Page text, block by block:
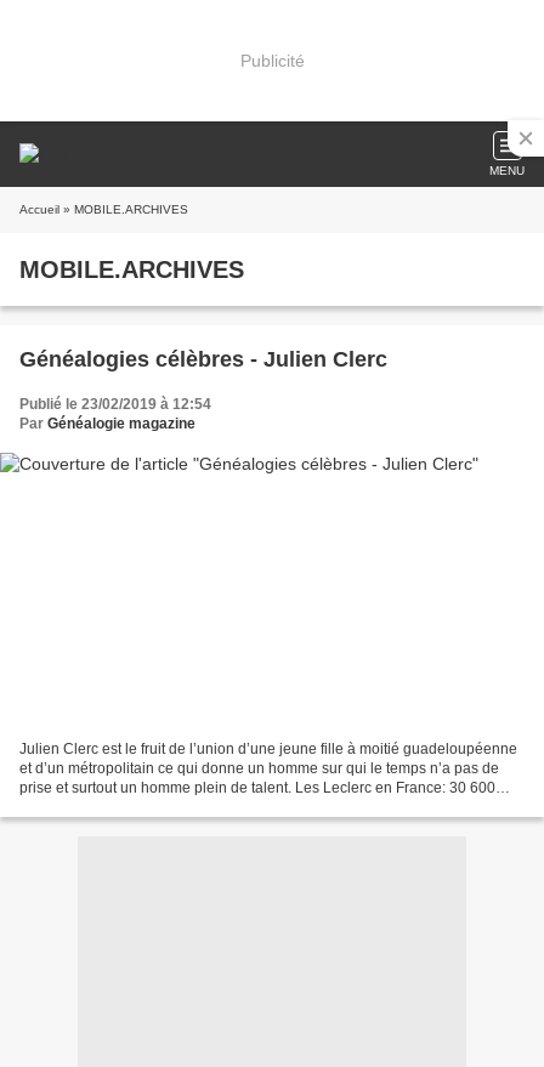
Publicité
MENU
Accueil » MOBILE.ARCHIVES
MOBILE.ARCHIVES
Généalogies célèbres - Julien Clerc
Publié le 23/02/2019 à 12:54
Par Généalogie magazine
Julien Clerc est le fruit de l’union d’une jeune fille à moitié guadeloupéenne
et d’un métropolitain ce qui donne un homme sur qui le temps n’a pas de
prise et surtout un homme plein de talent. Les Leclerc en France: 30 600